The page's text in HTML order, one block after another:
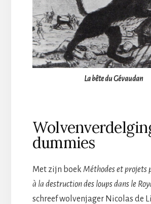
La bête du Gévaudan
dummies
Met zijn boek Méthodes et projets
à la destruction des loups dans le
schreef wolvenjager Nicolas de